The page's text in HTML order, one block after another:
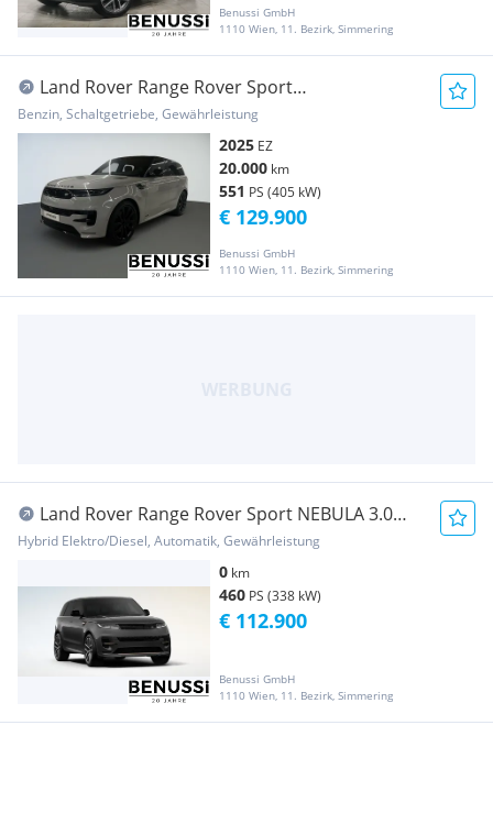
Benussi GmbH
1110 Wien, 11. Bezirk, Simmering
Land Rover Range Rover Sport
AUTOBIOGRAPHY 3.0P 550HP 4WD ...
Benzin, Schaltgetriebe, Gewährleistung
2025 EZ
20.000 km
551 PS (405 kW)
Benussi GmbH
1110 Wien, 11. Bezirk, Simmering
€ 129.900
Land Rover Range Rover Sport NEBULA 3.0
PHEV 460PS
Hybrid Elektro/Diesel, Automatik, Gewährleistung
0 km
460 PS (338 kW)
Benussi GmbH
1110 Wien, 11. Bezirk, Simmering
€ 112.900